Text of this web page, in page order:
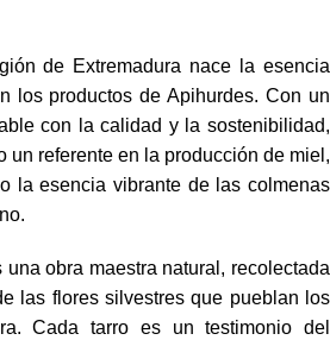
de Extremadura nace la esencia
los productos de Apihurdes. Con un
con la calidad y la sostenibilidad,
un referente en la producción de miel,
la esencia vibrante de las colmenas
una obra maestra natural, recolectada
las flores silvestres que pueblan los
Cada tarro es un testimonio del